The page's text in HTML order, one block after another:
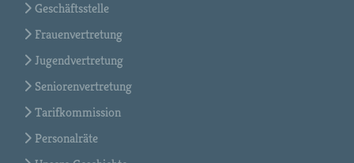
Geschäftsstelle
Frauenvertretung
Jugendvertretung
Seniorenvertretung
Tarifkommission
Personalräte